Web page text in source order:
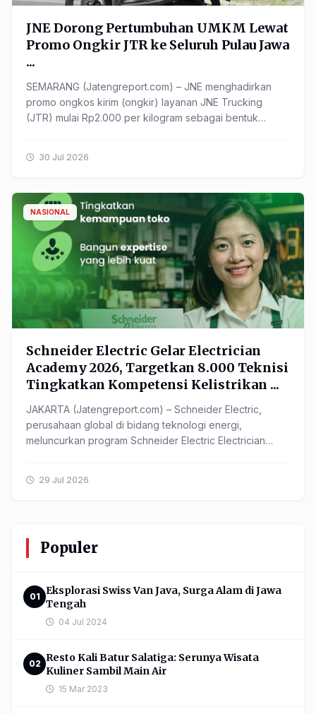
JNE Dorong Pertumbuhan UMKM Lewat
Promo Ongkir JTR ke Seluruh Pulau Jawa
...
SEMARANG (Jatengreport.com) – JNE menghadirkan
promo ongkos kirim (ongkir) layanan JNE Trucking
(JTR) mulai Rp2.000 per kilogram sebagai bentuk
30 Jul 2026
NASIONAL
Schneider Electric Gelar Electrician
Academy 2026, Targetkan 8.000 Teknisi
Tingkatkan Kompetensi Kelistrikan ...
JAKARTA (Jatengreport.com) – Schneider Electric,
perusahaan global di bidang teknologi energi,
meluncurkan program Schneider Electric Electrician
29 Jul 2026
Populer
01 Eksplorasi Swiss Van Java, Surga Alam di Jawa
Tengah
04 Jul 2024
02 Resto Kali Batur Salatiga: Serunya Wisata
Kuliner Sambil Main Air
15 Mar 2023